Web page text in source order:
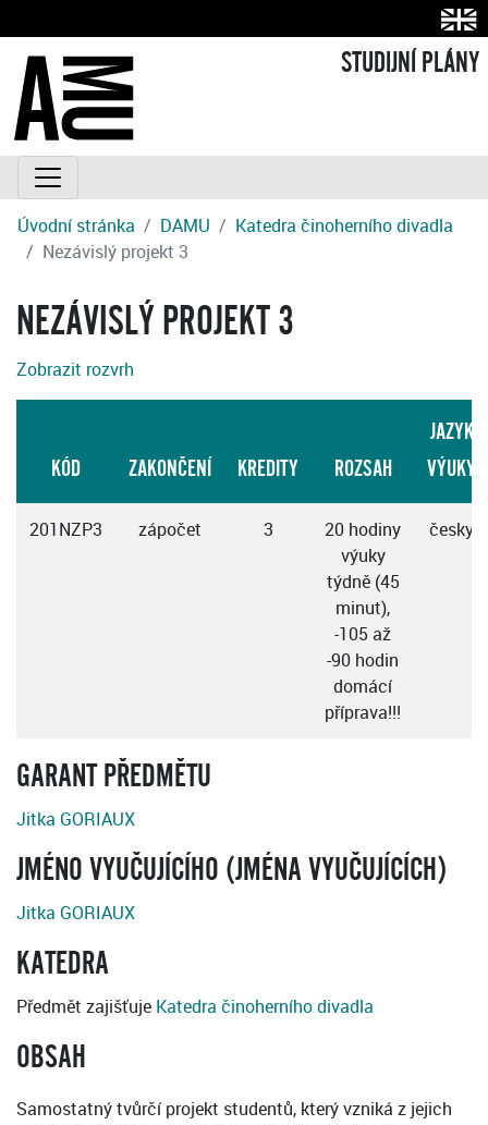
STUDIJNÍ PLÁNY
Úvodní stránka DAMU
Katedra činoherního divadla
Nezávislý projekt 3
NEZÁVISLÝ PROJEKT 3
Zobrazit rozvrh
KÓD ZAKONČENÍ KREDITY ROZSAH
JAZYK
VÝUKY
201NZP3 zápočet 3
20 hodiny
výuky
týdně (45
minut),
-105 až
-90 hodin
domácí
příprava!!!
česky
GARANT PŘEDMĚTU
Jitka GORIAUX
JMÉNO VYUČUJÍCÍHO (JMÉNA VYUČUJÍCÍCH)
Jitka GORIAUX
KATEDRA
Předmět zajišťuje Katedra činoherního divadla
OBSAH
Samostatný tvůrčí projekt studentů, který vzniká z jejich